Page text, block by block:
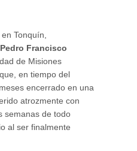
Tonquín,
Pedro Francisco
de Misiones
en tiempo del
encerrado en una
atrozmente con
semanas de todo
al ser finalmente